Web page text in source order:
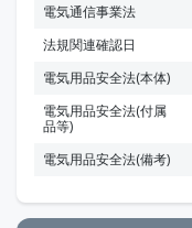
電気通信事業法
法規関連確認日
電気用品安全法(本体)
電気用品安全法(付属
品等)
電気用品安全法(備考)